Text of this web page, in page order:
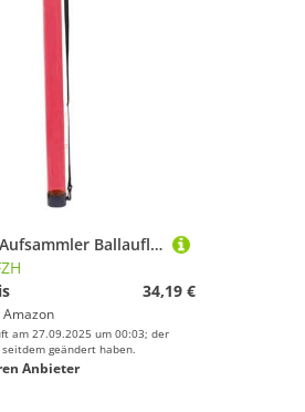
APLVFFZH Aufsammler Ballaufleser Tragbarer Röhrenkorb Pickleball Sammelbehälter mit Tragegurt Leichtgewicht für Sporttraining Hobbyspiele
34,19 €
Amazon
am 27.09.2025 um 00:03; der
geändert haben.
Anbieter